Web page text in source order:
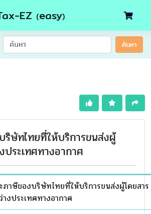
EZ (easy)
ค้นหา
ริษัทไทยที่ให้บริการขนส่งผู้
ประเทศทางอากาศ
ภาษีของบริษัทไทยที่ให้บริการขนส่งผู้โดยสาร
างประเทศทางอากาศ